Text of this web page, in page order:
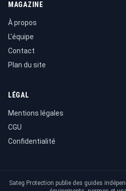
MAGAZINE
À propos
L'équipe
Contact
Plan du site
LÉGAL
Mentions légales
CGU
Confidentialité
Sateg Protection publie des guides